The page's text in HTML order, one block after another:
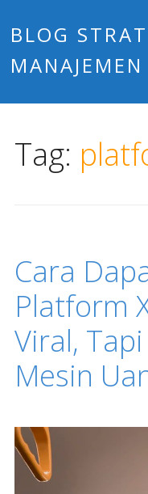
BLOG
MANAJEMEN
Tag:
Cara
Platform
Viral,
Mesin